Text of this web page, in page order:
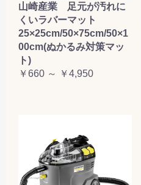
山崎産業 足元が汚れに
くいラバーマット
25×25cm/50×75cm/50×1
00cm(ぬかるみ対策マッ
ト)
￥660 ～ ￥4,950